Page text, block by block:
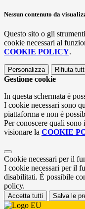
Nessun contenuto da
Questo sito o gli
cookie necessari al
COOKIE POLICY.
Personalizza Rifiuta tutti
Gestione cookie
In questa schermata è
I cookie necessari sono
piattaforma e non è
Per conoscere quali
visionare la COOKIE
Cookie necessari per il
I cookie necessari per il
disabilitati. È possibile
policy.
Accetta tutti Salva le